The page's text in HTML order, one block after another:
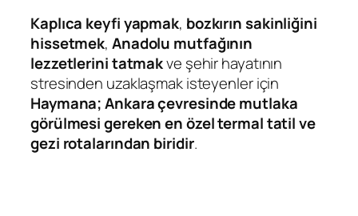
Kaplıca keyfi yapmak, bozkırın sakinliğini
hissetmek, Anadolu mutfağının
lezzetlerini tatmakve şehir hayatının
stresinden uzaklaşmak isteyenler için
Haymana; Ankara çevresinde mutlaka
görülmesi gereken en özel termal tatil ve
gezi rotalarından biridir.